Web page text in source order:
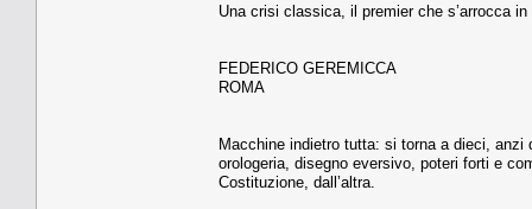
Una crisi classica, il premier che s’arrocca
FEDERICO GEREMICCA
ROMA
Macchine indietro tutta: si torna a dieci,
orologeria, disegno eversivo, poteri forti e
Costituzione, dall’altra.